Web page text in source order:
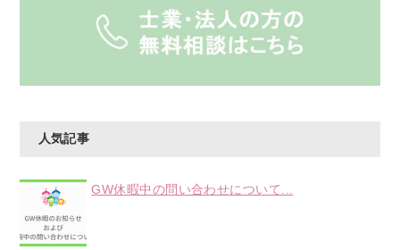
人気記事
GW休暇中の問い合わせについて...